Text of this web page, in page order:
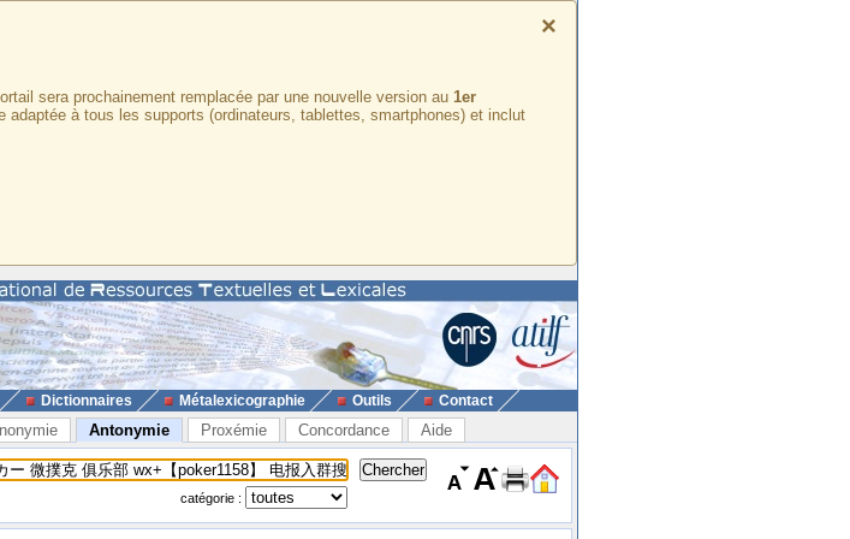
×
sera prochainement remplacée par une nouvelle version au 1er
adaptée à tous les supports (ordinateurs, tablettes, smartphones) et inclut
Dictionnaires Métalexicographie Outils Contact
Antonymie Proxémie Concordance Aide
catégorie :